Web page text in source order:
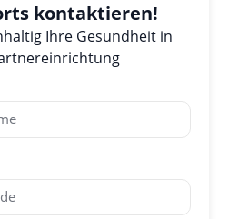
kontaktieren!
Ihre Gesundheit in